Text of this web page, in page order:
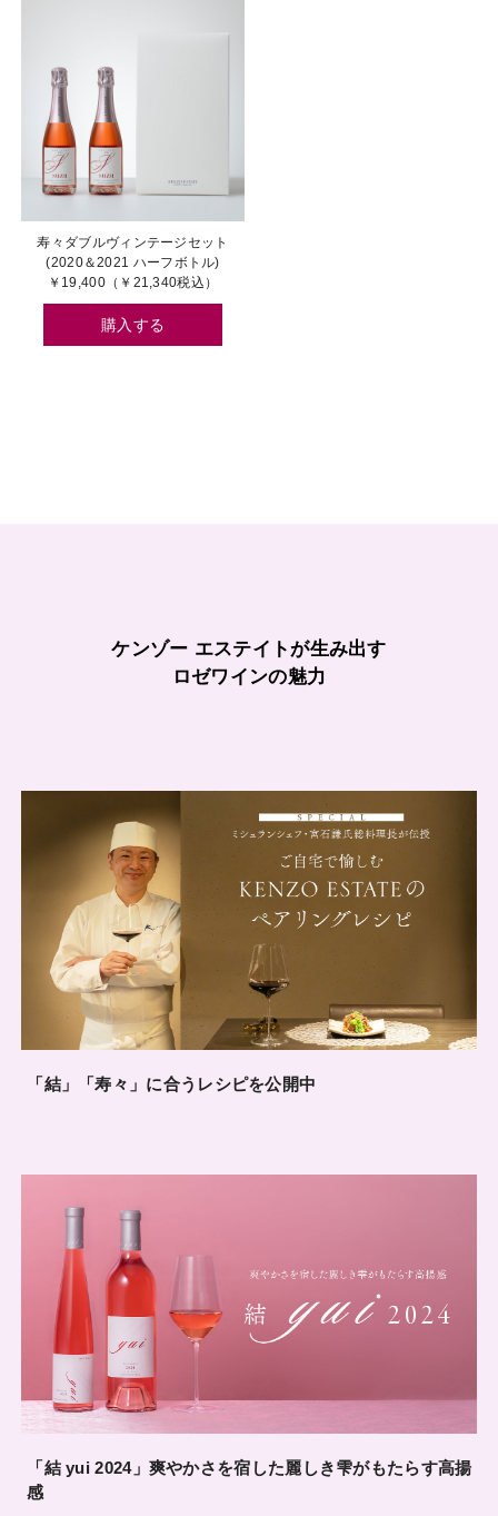
寿々ダブルヴィンテージセット
(2020＆2021 ハーフボトル)
￥19,400（￥21,340税込）
購入する
ケンゾー エステイトが生み出す
ロゼワインの魅力
「結」「寿々」に合うレシピを公開中
「結 yui 2024」爽やかさを宿した麗しき雫がもたらす高揚
感